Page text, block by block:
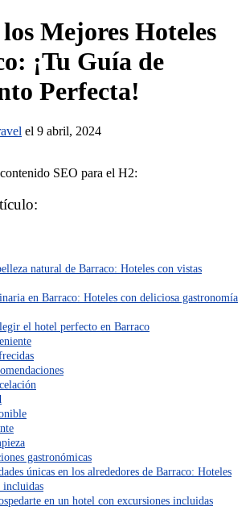
Mejores Hoteles
¡Tu Guía de
Perfecta!
el 9 abril, 2024
SEO para el H2:
natural de Barraco: Hoteles con vistas
en Barraco: Hoteles con deliciosa gastronomía
el hotel perfecto en Barraco
gastronómicas
únicas en los alrededores de Barraco: Hoteles
incluidas
en un hotel con excursiones incluidas